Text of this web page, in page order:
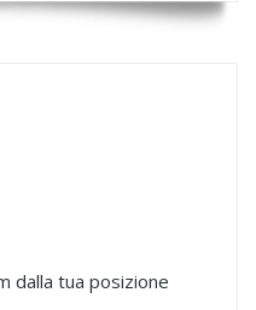
dalla tua posizione